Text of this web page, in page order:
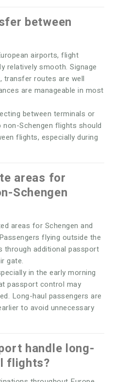
between
airports, flight
relatively smooth. Signage
transfer routes are well
are manageable in most
between terminals or
Schengen flights should
flights, especially during
areas for
Schengen
areas for Schengen and
flying outside the
through additional passport
gate.
in the early morning
passport control may
Long-haul passengers are
to avoid unnecessary
handle long-
flights?